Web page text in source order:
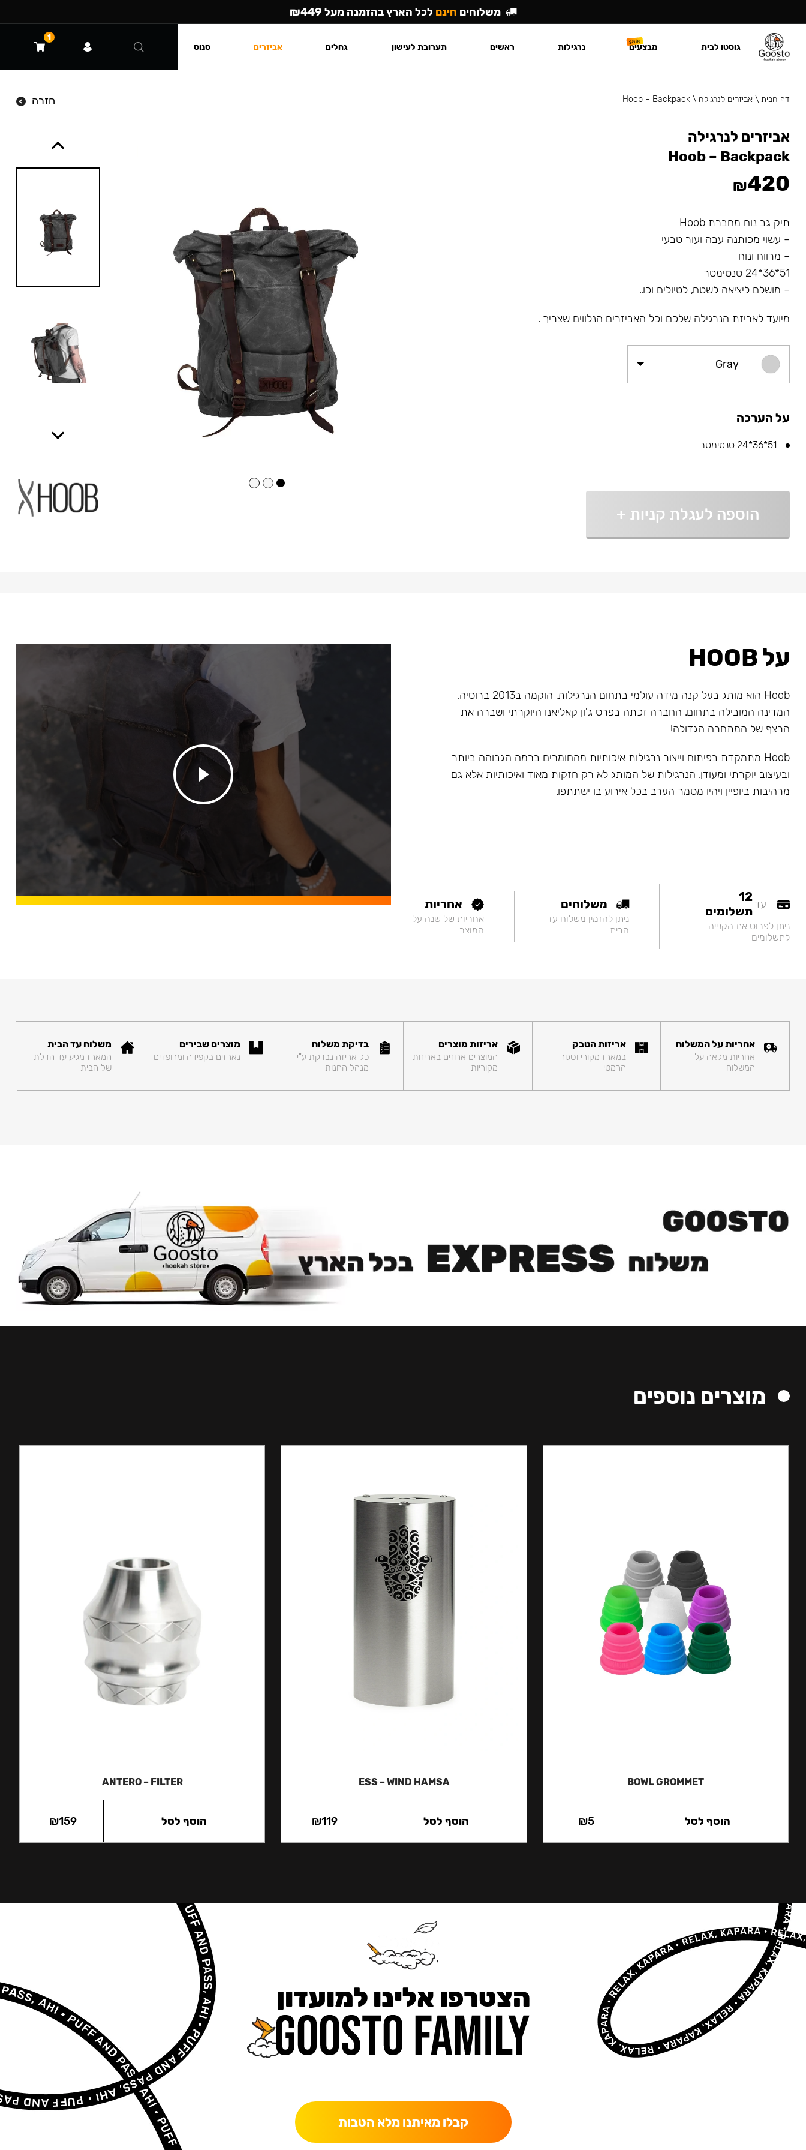
דף הבית\ אביזרים לנרגילה \
Hoob – Backpack חזרה
אביזרים לנרגילה
Hoob – Backpack
₪420
תיק גב נוח מחברת Hoob
– עשוי מכותנה עבה ועור טבעי
– מרווח ונוח
51*36*24 סנטימטר
– מושלם ליציאה לשטח, לטיולים וכו..
מיועד לאריזת הנרגילה שלכם וכל האביזרים הנלווים שצריך .
Gray
על הערכה
51*36*24 סנטימטר
הוספה לעגלת קניות +
על HOOB
Hoob הוא מותג בעל קנה מידה עולמי בתחום הנרגילות, הוקמה ב2013 ברוסיה,
המדינה המובילה בתחום. החברה זכתה בפרס ג'ון קאליאנו היוקרתי ושברה את
הרצף של המתחרה הגדולה!
Hoob מתמקדת בפיתוח וייצור נרגילות איכותיות מהחומרים ברמה הגבוהה ביותר
ובעיצוב יוקרתי ומעודן. הנרגילות של המותג לא רק חזקות מאוד ואיכותיות אלא גם
מרהיבות ביופיין ויהיו מסמר הערב בכל אירוע בו ישתתפו.
עד12
תשלומים
ניתן לפרוס את הקנייה
לתשלומים
משלוחים
ניתן להזמין משלוח עד
הבית
אחריות
אחריות של שנה על
המוצר
אחריות על המשלוח
אחריות מלאה על
המשלוח
אריזות הטבק
במארז מקורי וסגור
הרמטי
אריזות מוצרים
המוצרים ארוזים באריזות
מקוריות
בדיקת משלוח
כל אריזה נבדקת ע"י
מנהל החנות
מוצרים שבירים
נארזים בקפידה ומרופדים
משלוח עד הבית
המארז מגיע עד הדלת
של הבית
מוצרים נוספים
BOWL GROMMET
₪5 הוסף לסל
ESS – WIND HAMSA
₪119 הוסף לסל
ANTERO – FILTER
₪159 הוסף לסל
הצטרפו אלינו למועדון
קבלו מאיתנו מלא הטבות
משלוחים חינם לכל הארץ בהזמנה מעל ₪449
גוסטו לבית מבצעים נרגילות ראשים תערובת לעישון גחלים אביזרים סנוס
1